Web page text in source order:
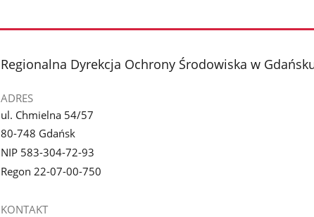
stopka
Regionalna Dyrekcja Ochrony Środowiska w
ADRES
ul. Chmielna 54/57
80-748 Gdańsk
NIP 583-304-72-93
Regon 22-07-00-750
KONTAKT